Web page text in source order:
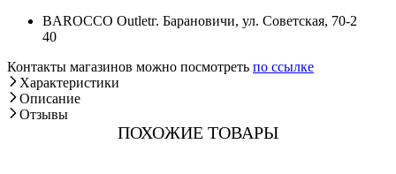
BAROCCO Outletг. Барановичи, ул. Советская, 70-2
40
Контакты магазинов можно посмотреть по ссылке
Характеристики
Описание
Отзывы
ПОХОЖИЕ ТОВАРЫ